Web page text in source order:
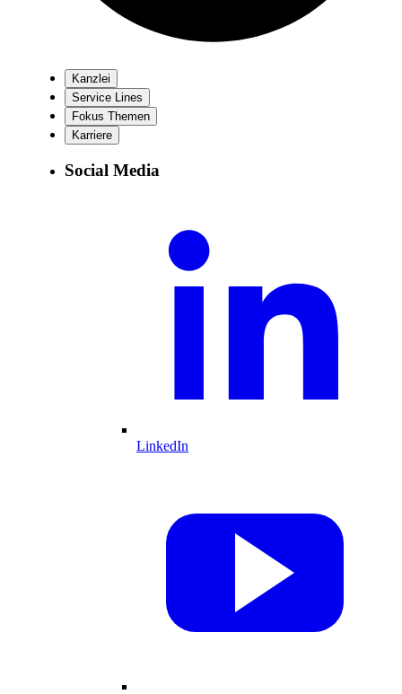
Kanzlei
Service Lines
Fokus Themen
Karriere
Social Media
LinkedIn